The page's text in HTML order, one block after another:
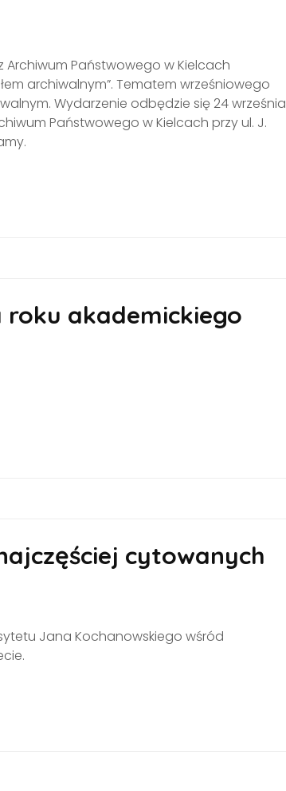
Archiwum Państwowego w Kielcach
archiwalnym”. Tematem wrześniowego
Wydarzenie odbędzie się 24 września
Państwowego w Kielcach przy ul. J.
akademickiego
cytowanych
Jana Kochanowskiego wśród